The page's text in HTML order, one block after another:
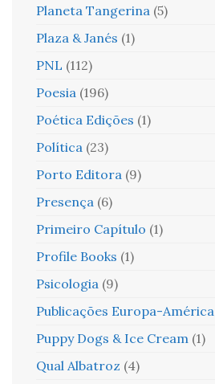
Planeta Tangerina (5)
Plaza & Janés (1)
PNL (112)
Poesia (196)
Poética Edições (1)
Política (23)
Porto Editora (9)
Presença (6)
Primeiro Capítulo (1)
Profile Books (1)
Psicologia (9)
Publicações Europa-América
Puppy Dogs & Ice Cream (1)
Qual Albatroz (4)